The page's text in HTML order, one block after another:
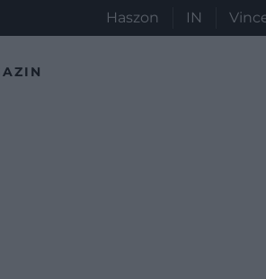
Haszon IN